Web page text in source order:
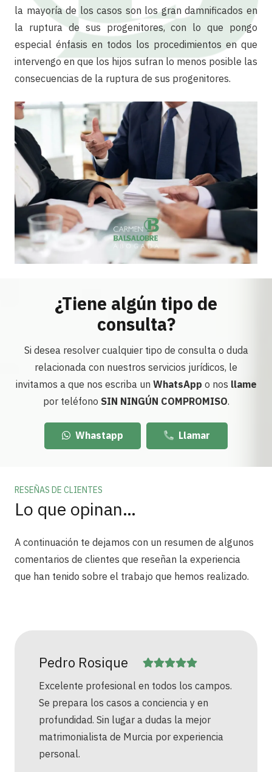
la mayoría de los casos son los gran damnificados en
la ruptura de sus progenitores, con lo que pongo
especial énfasis en todos los procedimientos en que
intervengo en que los hijos sufran lo menos posible las
consecuencias de la ruptura de sus progenitores.
¿Tiene algún tipo de
consulta?
Si desea resolver cualquier tipo de consulta o duda
relacionada con nuestros servicios jurídicos, le
invitamos a que nos escriba un WhatsApp o nos llame
por teléfono SIN NINGÚN COMPROMISO.
Whastapp Llamar
RESEÑAS DE CLIENTES
Lo que opinan…
A continuación te dejamos con un resumen de algunos
comentarios de clientes que reseñan la experiencia
que han tenido sobre el trabajo que hemos realizado.
en todos los campos.
casos a conciencia y en
Sin lugar a dudas la mejor
de Murcia por experiencia
Yolanda
Empezamos con
algo complicado
resultados que
increibles. Lucha